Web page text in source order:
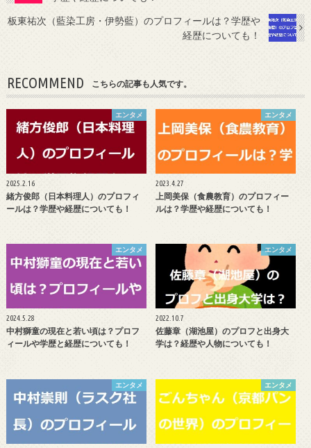
板東祐次（藍染工房・伊勢藍）のプロフィールは？学歴や
経歴についても！
RECOMMEND こちらの記事も人気です。
エンタメ
2025.2.16
緒方俊郎（日本料理人）のプロフィ
ールは？学歴や経歴についても！
エンタメ
2023.4.27
上岡美保（食農教育）のプロフィー
ルは？学歴や経歴についても！
エンタメ
2024.5.28
中村獅童の現在と若い頃は？プロフ
ィールや学歴と経歴についても！
エンタメ
2022.10.7
佐藤章（湖池屋）のプロフと出身大
学は？経歴や人物についても！
エンタメ エンタメ